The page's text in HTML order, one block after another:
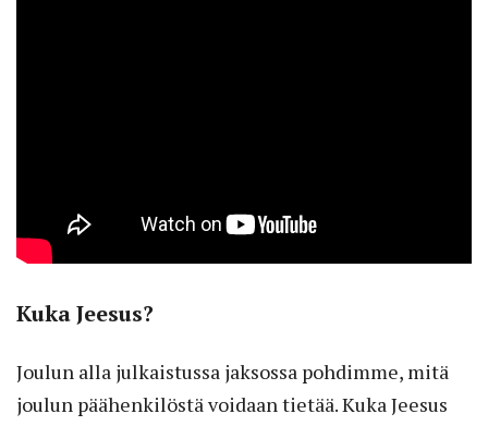
Kuka Jeesus?
Joulun alla julkaistussa jaksossa pohdimme, mitä
joulun päähenkilöstä voidaan tietää. Kuka Jeesus